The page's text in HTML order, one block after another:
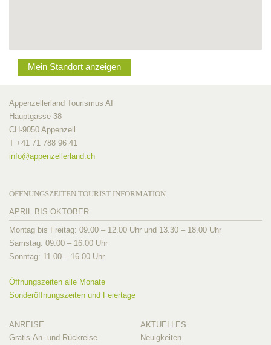
Mein Standort anzeigen
Appenzellerland Tourismus AI
Hauptgasse 38
CH-9050 Appenzell
T +41 71 788 96 41
info@appenzellerland.ch
ÖFFNUNGSZEITEN TOURIST INFORMATION
APRIL BIS OKTOBER
Montag bis Freitag: 09.00 – 12.00 Uhr und 13.30 – 18.00 Uhr
Samstag: 09.00 – 16.00 Uhr
Sonntag: 11.00 – 16.00 Uhr
Öffnungszeiten alle Monate
Sonderöffnungszeiten und Feiertage
ANREISE
Gratis An- und Rückreise
AKTUELLES
Neuigkeiten